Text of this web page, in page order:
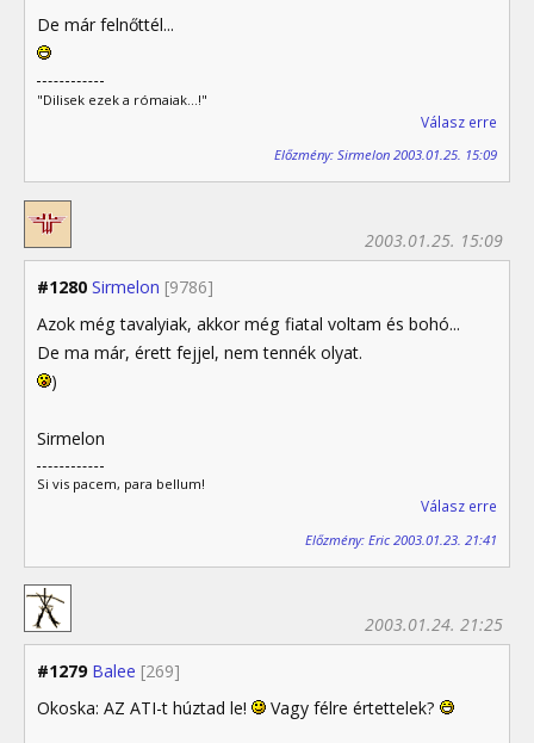
De már felnőttél...
"Dilisek ezek a rómaiak...!"
Válasz erre
Előzmény: Sirmelon 2003.01.25. 15:09
#1280 Sirmelon [9786]
2003.01.25. 15:09
Azok még tavalyiak, akkor még fiatal voltam és bohó...
De ma már, érett fejjel, nem tennék olyat.
)
Sirmelon
Si vis pacem, para bellum!
Válasz erre
Előzmény: Eric 2003.01.23. 21:41
#1279 Balee [269]
2003.01.24. 21:25
Okoska: AZ ATI-t húztad le! Vagy félre értettelek?